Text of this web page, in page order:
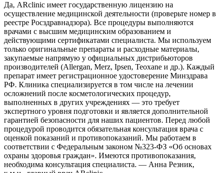
Да, ARclinic имеет государственную лицензию на
осуществление медицинской деятельности (проверьте номер в
реестре Росздравнадзора). Все процедуры выполняются
врачами с высшим медицинским образованием и
действующими сертификатами специалиста. Мы используем
только оригинальные препараты и расходные материалы,
закупаемые напрямую у официальных дистрибьюторов
производителей (Allergan, Merz, Ipsen, Teoxane и др.). Каждый
препарат имеет регистрационное удостоверение Минздрава
РФ. Клиника специализируется в том числе на лечении
осложнений после косметологических процедур,
выполненных в других учреждениях — это требует
экспертного уровня подготовки и является дополнительной
гарантией безопасности для наших пациентов. Перед любой
процедурой проводится обязательная консультация врача с
оценкой показаний и противопоказаний. Мы работаем в
соответствии с Федеральным законом №323-ФЗ «Об основах
охраны здоровья граждан». Имеются противопоказания,
необходима консультация специалиста. — Анна Резник,